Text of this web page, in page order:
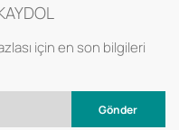
için en son bilgileri
Gönder